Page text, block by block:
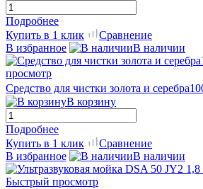
Подробнее
Купить в 1 клик
Сравнение
В избранное
В наличии
просмотр
Средство для чистки золота и
В корзину
Подробнее
Купить в 1 клик
Сравнение
В избранное
В наличии
Быстрый просмотр